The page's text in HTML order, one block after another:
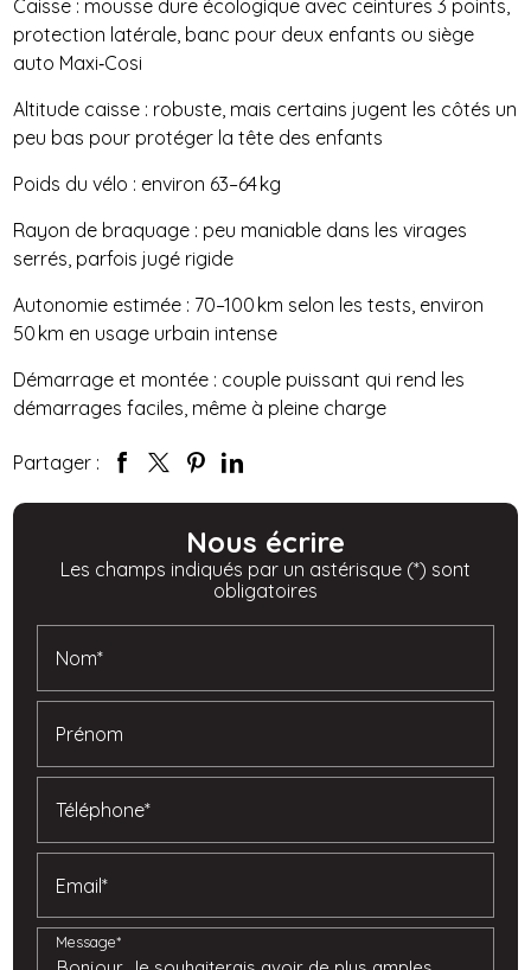
Caisse : mousse dure écologique avec ceintures 3 points,
protection latérale, banc pour deux enfants ou siège
auto Maxi‑Cosi
Altitude caisse : robuste, mais certains jugent les côtés un
peu bas pour protéger la tête des enfants
Poids du vélo : environ 63–64 kg
Rayon de braquage : peu maniable dans les virages
serrés, parfois jugé rigide
Autonomie estimée : 70–100 km selon les tests, environ
50 km en usage urbain intense
Démarrage et montée : couple puissant qui rend les
démarrages faciles, même à pleine charge
Partager :
Nous écrire
Les champs indiqués par un astérisque (*) sont
obligatoires
Nom*
Prénom
Téléphone*
Email*
Message*